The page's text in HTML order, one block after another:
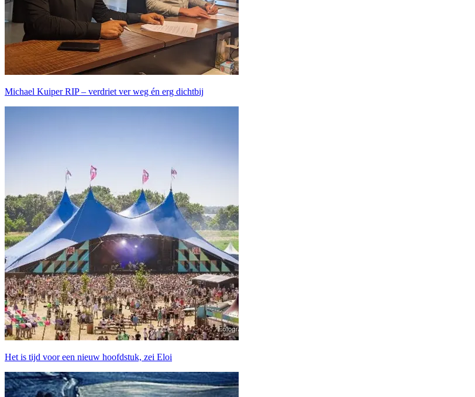
Michael Kuiper RIP – verdriet ver weg én erg dichtbij
Het is tijd voor een nieuw hoofdstuk, zei Eloi